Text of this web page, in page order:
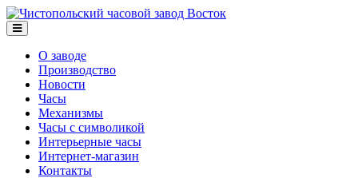
О заводе
Производство
Новости
Часы
Механизмы
Часы с символикой
Интерьерные часы
Интернет-магазин
Контакты